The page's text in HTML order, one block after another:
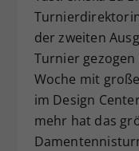
der zweiten
Turnier
Woche mit
im Design
mehr hat das
Zweck
hat.